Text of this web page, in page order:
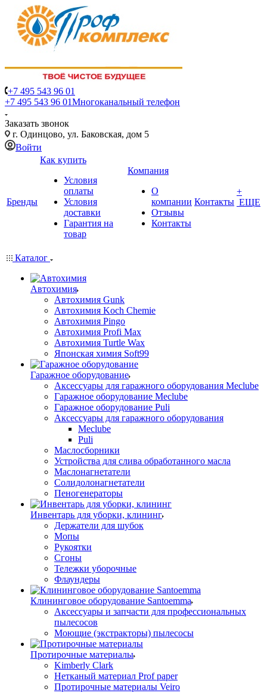
+7 495 543 96 01
+7 495 543 96 01Многоканальный телефон
Заказать звонок
г. Одинцово, ул. Баковская, дом 5
Войти
Бренды
Как купить
Условия
оплаты
Условия
доставки
Гарантия на
товар
Компания
О
компании
Отзывы
Контакты
Контакты
+
ЕЩЕ
Каталог
Автохимия
Автохимия Gunk
Автохимия Koch Chemie
Автохимия Pingo
Автохимия Profi Max
Автохимия Turtle Wax
Японская химия Soft99
Гаражное оборудование
Аксессуары для гаражного оборудования Meclube
Гаражное оборудование Meclube
Гаражное оборудование Puli
Аксессуары для гаражного оборудования
Meclube
Puli
Маслосборники
Устройства для слива обработанного масла
Маслонагнетатели
Солидолонагнетатели
Пеногенераторы
Инвентарь для уборки, клининг
Держатели для шубок
Мопы
Рукоятки
Сгоны
Тележки уборочные
Флаундеры
Клининговое оборудование Santoemma
Аксессуары и запчасти для профессиональных
пылесосов
Моющие (экстракторы) пылесосы
Протирочные материалы
Kimberly Clark
Нетканый материал Prof paper
Протирочные материалы Veiro